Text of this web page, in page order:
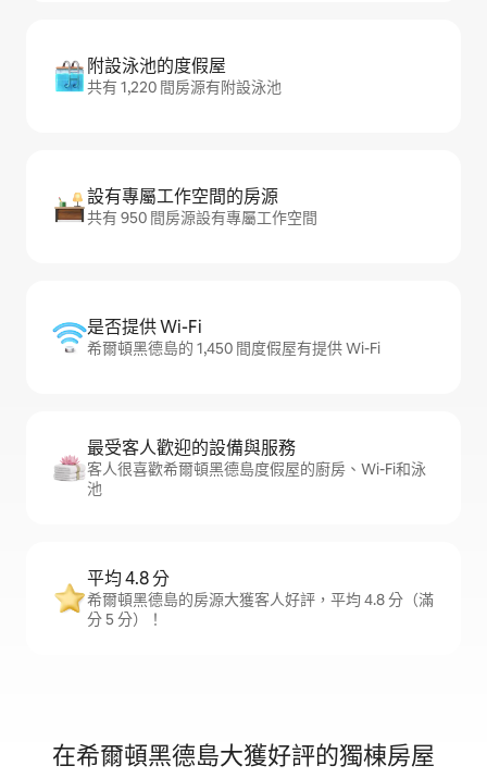
附設泳池的度假屋
共有 1,220 間房源有附設泳池
設有專屬工作空間的房源
共有 950 間房源設有專屬工作空間
是否提供 Wi-Fi
希爾頓黑德島的 1,450 間度假屋有提供 Wi-Fi
最受客人歡迎的設備與服務
客人很喜歡希爾頓黑德島度假屋的廚房、Wi-Fi和泳
池
平均 4.8 分
希爾頓黑德島的房源大獲客人好評，平均 4.8 分（滿
分 5 分）！
在希爾頓黑德島大獲好評的獨棟房屋